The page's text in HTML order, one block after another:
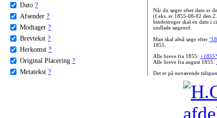
Dato ?
Afsender ?
Modtager ?
Brevtekst ?
Herkomst ?
Original Placering ?
Metatekst ?
Når du søger efter dato er
(f.eks. er 1855-08-02 den
bindestreger skal en dato i
undlade søgeord.
Man skal altså søge efter
1855.
Alle breve fra 1855:
Alle breve fra august 1855:
Det er på nuværende